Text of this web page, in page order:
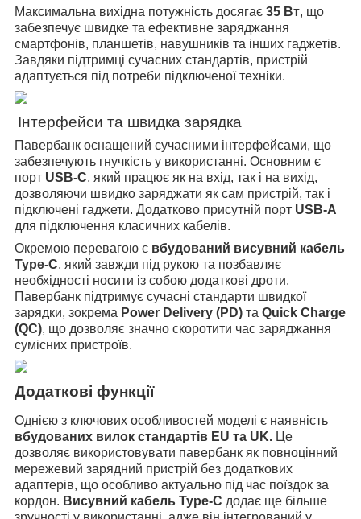
Максимальна вихідна потужність досягає 35 Вт, що
забезпечує швидке та ефективне заряджання
смартфонів, планшетів, навушників та інших гаджетів.
Завдяки підтримці сучасних стандартів, пристрій
адаптується під потреби підключеної техніки.
Інтерфейси та швидка зарядка
Павербанк оснащений сучасними інтерфейсами, що
забезпечують гнучкість у використанні. Основним є
порт USB-C, який працює як на вхід, так і на вихід,
дозволяючи швидко заряджати як сам пристрій, так і
підключені гаджети. Додатково присутній порт USB-A
для підключення класичних кабелів.
Окремою перевагою є вбудований висувний кабель
Type-C, який завжди під рукою та позбавляє
необхідності носити із собою додаткові дроти.
Павербанк підтримує сучасні стандарти швидкої
зарядки, зокрема Power Delivery (PD) та Quick Charge
(QC), що дозволяє значно скоротити час заряджання
сумісних пристроїв.
Додаткові функції
Однією з ключових особливостей моделі є наявність
вбудованих вилок стандартів EU та UK. Це
дозволяє використовувати павербанк як повноцінний
мережевий зарядний пристрій без додаткових
адаптерів, що особливо актуально під час поїздок за
кордон. Висувний кабель Type-C додає ще більше